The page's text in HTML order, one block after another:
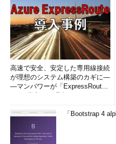
高速で安全、安定した専用線接続
が理想のシステム構築のカギに―
―マンパワーが「ExpressRout
e」を導入した理由
「Bootstrap 4